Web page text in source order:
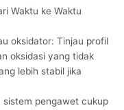
Waktu ke Waktu
oksidator: Tinjau profil
oksidasi yang tidak
lebih stabil jika
sistem pengawet cukup